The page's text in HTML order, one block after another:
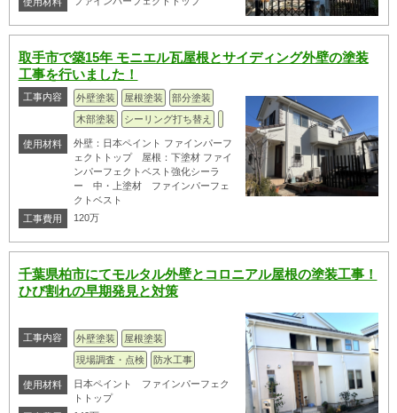
取手市で築15年 モニエル瓦屋根とサイディング外壁の塗装
工事を行いました！
工事内容 外壁塗装 屋根塗装
部分塗装
木部塗装
シーリング打ち替え
使用材料
外壁：日本ペイント ファインパーフ
ェクトトップ 屋根：下塗材 ファイ
ンパーフェクトベスト強化シーラ
ー 中・上塗材 ファインパーフェ
クトベスト
工事費用
120万
千葉県柏市にてモルタル外壁とコロニアル屋根の塗装工事！
ひび割れの早期発見と対策
工事内容 外壁塗装
屋根塗装
現場調査・点検
防水工事
使用材料
日本ペイント ファインパーフェク
トトップ